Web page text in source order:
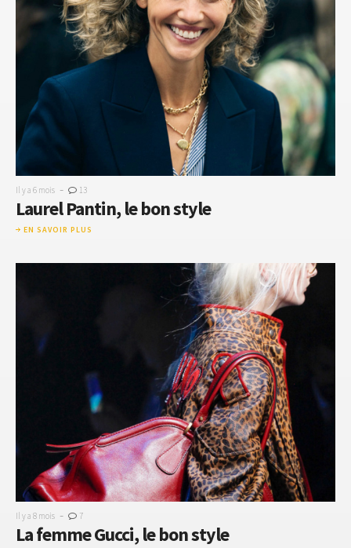
Il y a 6 mois - 13
Laurel Pantin, le bon style
EN SAVOIR PLUS
Il y a 8 mois - 7
La femme Gucci, le bon style